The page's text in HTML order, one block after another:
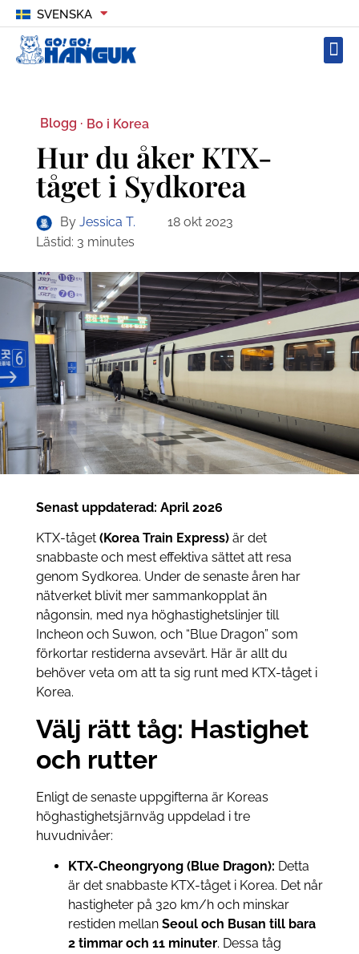
SVENSKA
Blogg · Bo i Korea
Hur du åker KTX-
tåget i Sydkorea
By Jessica T.
18 okt 2023
Lästid: 3 minutes
Senast uppdaterad: April 2026
KTX-tåget(Korea Train Express)är det
snabbaste och mest effektiva sättet att resa
genom Sydkorea. Under de senaste åren har
nätverket blivit mer sammankopplat än
någonsin, med nya höghastighetslinjer till
Incheon och Suwon, och “Blue Dragon” som
förkortar restiderna avsevärt. Här är allt du
behöver veta om att ta sig runt med KTX-tåget i
Korea.
Välj rätt tåg: Hastighet
och rutter
Enligt de senaste uppgifterna är Koreas
höghastighetsjärnväg uppdelad i tre
huvudnivåer:
KTX-Cheongryong (Blue Dragon): Detta
är det snabbaste KTX-tåget i Korea. Det når
hastigheter på 320 km/h och minskar
restiden mellan Seoul och Busan till bara
2 timmar och 11 minuter. Dessa tåg